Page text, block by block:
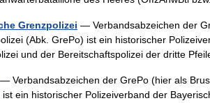
Grenzpolizei — Verbandsabzeichen der
(Abk. GrePo) ist ein historischer
und der Bereitschaftspolizei der dritte
— Verbandsabzeichen der GrePo (hier als
ist ein historischer Polizeiverband der